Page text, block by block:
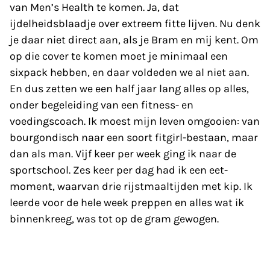
van Men’s Health te komen. Ja, dat
ijdelheidsblaadje over extreem fitte lijven. Nu denk
je daar niet direct aan, als je Bram en mij kent. Om
op die cover te komen moet je minimaal een
sixpack hebben, en daar voldeden we al niet aan.
En dus zetten we een half jaar lang alles op alles,
onder begeleiding van een fitness- en
voedingscoach. Ik moest mijn leven omgooien: van
bourgondisch naar een soort fitgirl-bestaan, maar
dan als man. Vijf keer per week ging ik naar de
sportschool. Zes keer per dag had ik een eet­
moment, waarvan drie rijstmaaltijden met kip. Ik
leerde voor de hele week preppen en alles wat ik
binnenkreeg, was tot op de gram gewogen.